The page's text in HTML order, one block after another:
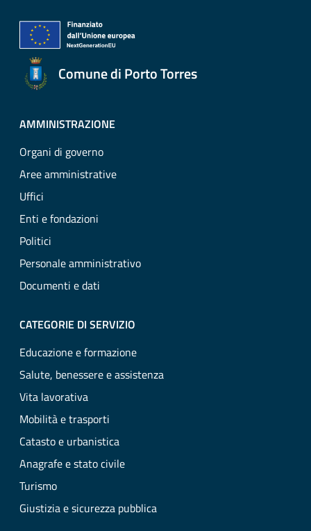
Comune di Porto Torres
AMMINISTRAZIONE
Organi di governo
Aree amministrative
Uffici
Enti e fondazioni
Politici
Personale amministrativo
Documenti e dati
CATEGORIE DI SERVIZIO
Educazione e formazione
Salute, benessere e assistenza
Vita lavorativa
Mobilità e trasporti
Catasto e urbanistica
Anagrafe e stato civile
Turismo
Giustizia e sicurezza pubblica